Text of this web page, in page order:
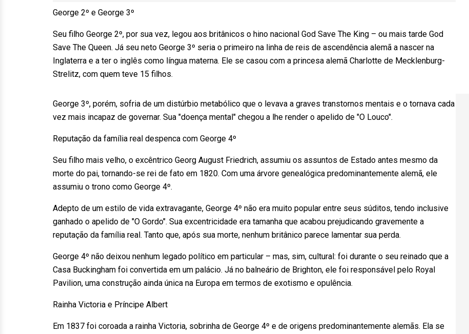
George 2º e George 3º
Seu filho George 2º, por sua vez, legou aos britânicos o hino nacional God Save The King – ou mais tarde God
Save The Queen. Já seu neto George 3º seria o primeiro na linha de reis de ascendência alemã a nascer na
Inglaterra e a ter o inglês como língua materna. Ele se casou com a princesa alemã Charlotte de Mecklenburg-
Strelitz, com quem teve 15 filhos.
George 3º, porém, sofria de um distúrbio metabólico que o levava a graves transtornos mentais e o tornava cada
vez mais incapaz de governar. Sua "doença mental" chegou a lhe render o apelido de "O Louco".
Reputação da família real despenca com George 4º
Seu filho mais velho, o excêntrico Georg August Friedrich, assumiu os assuntos de Estado antes mesmo da
morte do pai, tornando-se rei de fato em 1820. Com uma árvore genealógica predominantemente alemã, ele
assumiu o trono como George 4º.
Adepto de um estilo de vida extravagante, George 4º não era muito popular entre seus súditos, tendo inclusive
ganhado o apelido de "O Gordo". Sua excentricidade era tamanha que acabou prejudicando gravemente a
reputação da família real. Tanto que, após sua morte, nenhum britânico parece lamentar sua perda.
George 4º não deixou nenhum legado político em particular – mas, sim, cultural: foi durante o seu reinado que a
Casa Buckingham foi convertida em um palácio. Já no balneário de Brighton, ele foi responsável pelo Royal
Pavilion, uma construção ainda única na Europa em termos de exotismo e opulência.
Rainha Victoria e Príncipe Albert
Em 1837 foi coroada a rainha Victoria, sobrinha de George 4º e de origens predominantemente alemãs. Ela se